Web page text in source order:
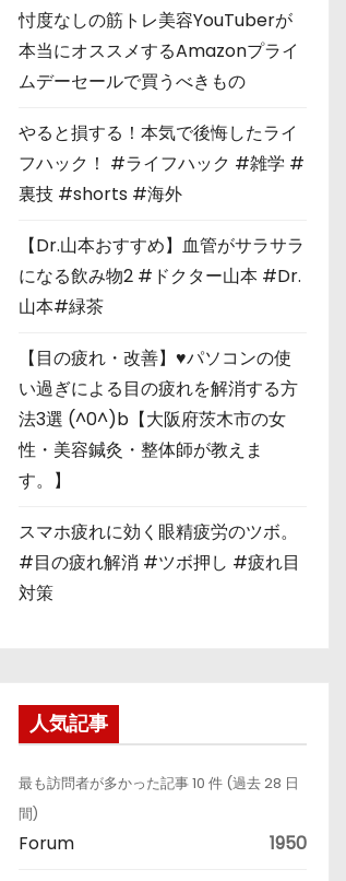
忖度なしの筋トレ美容YouTuberが
本当にオススメするAmazonプライ
ムデーセールで買うべきもの
やると損する！本気で後悔したライ
フハック！ #ライフハック #雑学 #
裏技 #shorts #海外
【Dr.山本おすすめ】血管がサラサラ
になる飲み物2 #ドクター山本 #Dr.
山本#緑茶
【目の疲れ・改善】♥パソコンの使
い過ぎによる目の疲れを解消する方
法3選 (^0^)b【大阪府茨木市の女
性・美容鍼灸・整体師が教えま
す。】
スマホ疲れに効く眼精疲労のツボ。
#目の疲れ解消 #ツボ押し #疲れ目
対策
人気記事
最も訪問者が多かった記事 10 件 (過去 28 日
間)
Forum 1950